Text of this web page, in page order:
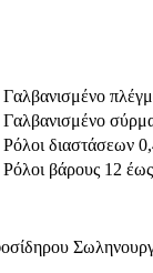
Γαλβανισμένο
Γαλβανισμένο
Ρόλοι διαστάσεων
Ρόλοι βάρους 12